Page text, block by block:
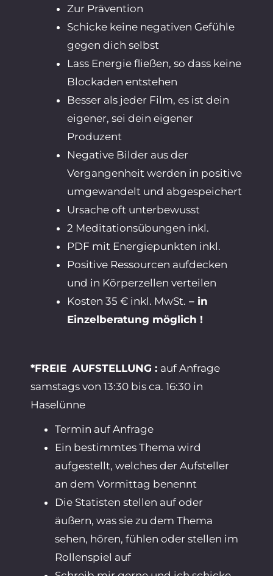
Zur Prävention
Schicke keine negativen Gefühle
gegen dich selbst
Lass Energie fließen, so dass keine
Blockaden entstehen
Besser als jeder Film, es ist dein
eigener, sei dein eigener
Produzent
Negative Bilder aus der
Vergangenheit werden in positive
umgewandelt und abgespeichert
Ursache oft unterbewusst
2 Meditationsübungen inkl.
PDF mit Energiepunkten inkl.
Positive Ressourcen aufdecken
und in Körperzellen verteilen
Kosten 35 € inkl. MwSt. – in
Einzelberatung möglich !
*FREIE AUFSTELLUNG : auf Anfrage
samstags von 13:30 bis ca. 16:30 in
Haselünne
Termin auf Anfrage
Ein bestimmtes Thema wird
aufgestellt, welches der Aufsteller
an dem Vormittag benennt
Die Statisten stellen auf oder
äußern, was sie zu dem Thema
sehen, hören, fühlen oder stellen im
Rollenspiel auf